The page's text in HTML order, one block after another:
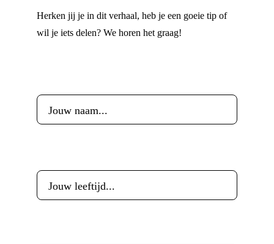
Herken jij je in dit verhaal, heb je een goeie tip of
wil je iets delen? We horen het graag!